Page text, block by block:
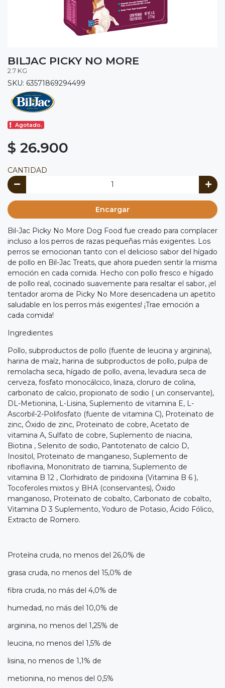
BILJAC PICKY NO MORE
2.7 KG
SKU: 63571869294499
Agotado.
$ 26.900
CANTIDAD
Encargar
Bil-Jac Picky No More Dog Food fue creado para complacer
incluso a los perros de razas pequeñas más exigentes. Los
perros se emocionan tanto con el delicioso sabor del hígado
de pollo en Bil-Jac Treats, que ahora pueden sentir la misma
emoción en cada comida. Hecho con pollo fresco e hígado
de pollo real, cocinado suavemente para resaltar el sabor, ¡el
tentador aroma de Picky No More desencadena un apetito
saludable en los perros más exigentes! ¡Trae emoción a
cada comida!
Ingredientes
Pollo, subproductos de pollo (fuente de leucina y arginina),
harina de maíz, harina de subproductos de pollo, pulpa de
remolacha seca, hígado de pollo, avena, levadura seca de
cerveza, fosfato monocálcico, linaza, cloruro de colina,
carbonato de calcio, propionato de sodio ( un conservante),
DL-Metionina, L-Lisina, Suplemento de vitamina E, L-
Ascorbil-2-Polifosfato (fuente de vitamina C), Proteinato de
zinc, Óxido de zinc, Proteinato de cobre, Acetato de
vitamina A, Sulfato de cobre, Suplemento de niacina,
Biotina , Selenito de sodio, Pantotenato de calcio D,
Inositol, Proteinato de manganeso, Suplemento de
riboflavina, Mononitrato de tiamina, Suplemento de
vitamina B 12 , Clorhidrato de piridoxina (Vitamina B 6 ),
Tocoferoles mixtos y BHA (conservantes), Óxido
manganoso, Proteinato de cobalto, Carbonato de cobalto,
Vitamina D 3 Suplemento, Yoduro de Potasio, Ácido Fólico,
Extracto de Romero.
Proteína cruda, no menos del 26,0% de
grasa cruda, no menos del 15,0% de
fibra cruda, no más del 4,0% de
humedad, no más del 10,0% de
arginina, no menos del 1,25% de
leucina, no menos del 1,5% de
lisina, no menos de 1,1% de
metionina, no menos del 0,5%